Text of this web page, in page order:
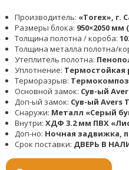
Производитель: «Torex», г.
Размеры блока: 950×2050 мм
Толщина полотна / короба:
Толщина металла полотна/
Утеплитель полотна:
Уплотнение: Термостойкая
Терморазрыв:
Основной замок: Сув-ый
Доп-ый замок: Сув-ый Avers
Снаружи: Металл «Серый
Внутри: ХДФ 3.2 мм ПВХ
Доп-но: Ночная задвижка,
Срок поставки: ДВЕРЬ В